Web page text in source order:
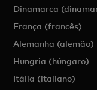
Dinamarca
França (francês)
Alemanha (alemão)
Hungria (húngaro)
Itália (italiano)